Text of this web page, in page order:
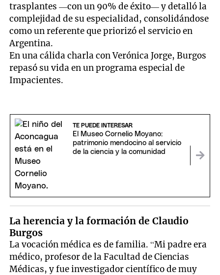
trasplantes —con un 90% de éxito— y detalló la
complejidad de su especialidad, consolidándose
como un referente que priorizó el servicio en
Argentina.
En una cálida charla con Verónica Jorge, Burgos
repasó su vida en un programa especial de
Impacientes.
TE PUEDE INTERESAR
El Museo Cornelio Moyano:
patrimonio mendocino al servicio
de la ciencia y la comunidad
La herencia y la formación de Claudio
Burgos
La vocación médica es de familia. “Mi padre era
médico, profesor de la Facultad de Ciencias
Médicas, y fue investigador científico de muy